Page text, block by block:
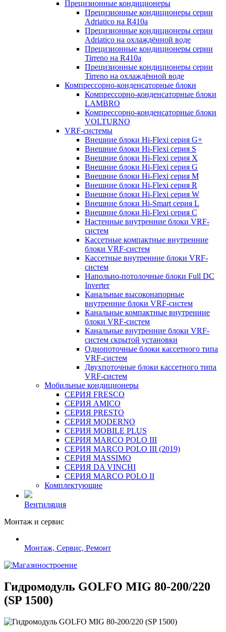
Прецизионные кондиционеры
Прецизионные кондиционеры серии
Adriatico на R410a
Прецизионные кондиционеры серии
Adriatico на охлаждённой воде
Прецизионные кондиционеры серии
Tirreno на R410a
Прецизионные кондиционеры серии
Tirreno на охлаждённой воде
Компрессорно-конденсаторные блоки
Компрессорно-конденсаторные блоки
LAMBRO
Компрессорно-конденсаторные блоки
VOLTURNO
VRF-системы
Внешние блоки Hi-Flexi серия G+
Внешние блоки Hi-Flexi серия S
Внешние блоки Hi-Flexi серия X
Внешние блоки Hi-Flexi серия G
Внешние блоки Hi-Flexi серия M
Внешние блоки Hi-Flexi серия R
Внешние блоки Hi-Flexi серия W
Внешние блоки Hi-Smart серия L
Внешние блоки Hi-Flexi серия C
Настенные внутренние блоки VRF-
систем
Кассетные компактные внутренние
блоки VRF-систем
Кассетные внутренние блоки VRF-
систем
Напольно-потолочные блоки Full DC
Inverter
Канальные высоконапорные
внутренние блоки VRF-систем
Канальные компактные внутренние
блоки VRF-систем
Канальные внутренние блоки VRF-
систем скрытой установки
Однопоточные блоки кассетного типа
VRF-систем
Двухпоточные блоки кассетного типа
VRF-систем
Мобильные кондиционеры
СЕРИЯ FRESCO
СЕРИЯ AMICO
СЕРИЯ PRESTO
СЕРИЯ MODERNO
СЕРИЯ MOBILE PLUS
СЕРИЯ MARCO POLO III
СЕРИЯ MARCO POLO III (2019)
СЕРИЯ MASSIMO
СЕРИЯ DA VINCHI
СЕРИЯ MARCO POLO II
Комплектующие
Вентиляция
Монтаж и сервис
Монтаж, Сервис, Ремонт
Гидромодуль GOLFO MIG 80-200/220
(SP 1500)